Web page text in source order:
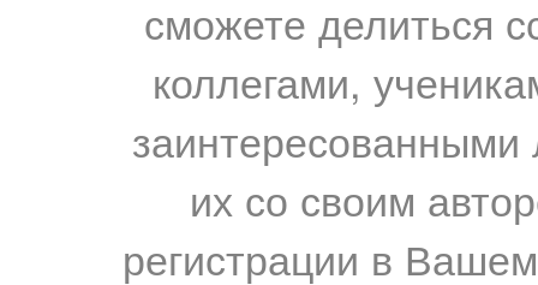
сможете делиться
коллегами,
их со своим
регистрации в